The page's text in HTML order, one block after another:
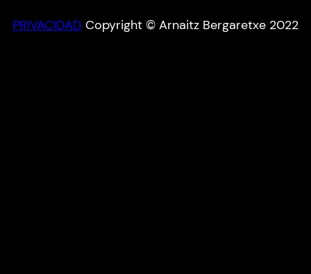
PRIVACIDAD Copyright © Arnaitz Bergaretxe 2022